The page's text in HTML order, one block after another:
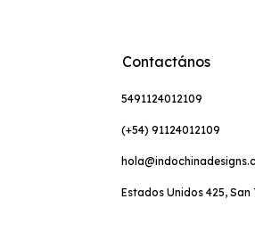
Contactános
5491124012109
(+54) 91124012109
Estados Unidos 425, San